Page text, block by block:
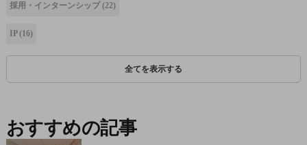
採用・インターンシップ(22)
IP(16)
全てを表示する
おすすめの記事